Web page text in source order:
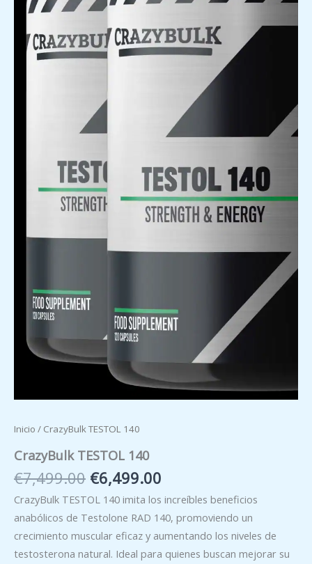
Inicio / CrazyBulk TESTOL 140
CrazyBulk TESTOL 140
€7,499.00 El
precio
original
era:
€7,499.00.
€6,499.00
precio
actual
es:
€6,499.00.
CrazyBulk TESTOL 140 imita los increíbles beneficios
anabólicos de Testolone RAD 140, promoviendo un
crecimiento muscular eficaz y aumentando los niveles de
testosterona natural. Ideal para quienes buscan mejorar su